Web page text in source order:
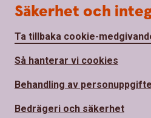
Säkerhet och
Ta tillbaka cookie-
Så hanterar vi cookies
Behandling av
Bedrägeri och säkerhet